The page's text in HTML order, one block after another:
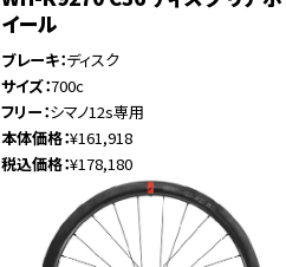
イール
ブレーキ ディスク
サイズ 700c
フリー シマノ12s専用
本体価格 ¥161,918
税込価格 ¥178,180